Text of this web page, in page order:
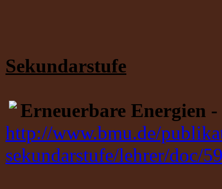
Sekundarstufe
Erneuerbare Energien
http://www.bmu.de/
sekundarstufe/lehrer/doc/